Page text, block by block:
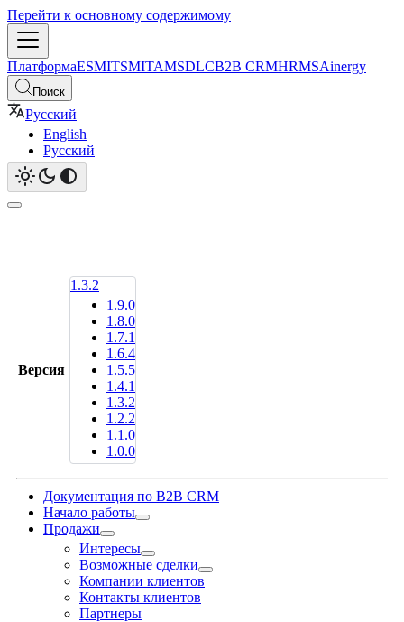
Перейти к основному содержимому
ПлатформаESMITSMITAMSDLCB2B CRMHRMSAinergy
Поиск
Русский
English
Русский
Версия
1.3.2
1.9.0
1.8.0
1.7.1
1.6.4
1.5.5
1.4.1
1.3.2
1.2.2
1.1.0
1.0.0
Документация по B2B CRM
Начало работы
Продажи
Интересы
Возможные сделки
Компании клиентов
Контакты клиентов
Партнеры